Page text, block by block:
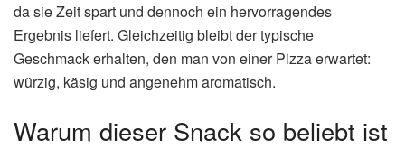
da sie Zeit spart und dennoch ein hervorragendes
Ergebnis liefert. Gleichzeitig bleibt der typische
Geschmack erhalten, den man von einer Pizza erwartet:
würzig, käsig und angenehm aromatisch.
Warum dieser Snack so beliebt ist